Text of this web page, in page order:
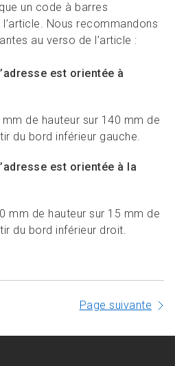
un code à barres
Nous recommandons
au verso de l’article :
est orientée à
de hauteur sur 140 mm de
du bord inférieur gauche.
est orientée à la
mm de hauteur sur 15 mm de
du bord inférieur droit.
Page suivante